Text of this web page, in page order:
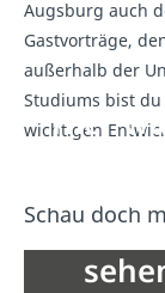
Augsburg auch
Gastvorträge,
außerhalb der
Studiums bist
wichtigen
Schau doch
Hier